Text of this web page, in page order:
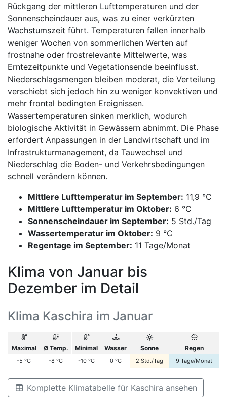
Rückgang der mittleren Lufttemperaturen und der
Sonnenscheindauer aus, was zu einer verkürzten
Wachstumszeit führt. Temperaturen fallen innerhalb
weniger Wochen von sommerlichen Werten auf
frostnahe oder frostrelevante Mittelwerte, was
Erntezeitpunkte und Vegetationsende beeinflusst.
Niederschlagsmengen bleiben moderat, die Verteilung
verschiebt sich jedoch hin zu weniger konvektiven und
mehr frontal bedingten Ereignissen.
Wassertemperaturen sinken merklich, wodurch
biologische Aktivität in Gewässern abnimmt. Die Phase
erfordert Anpassungen in der Landwirtschaft und im
Infrastrukturmanagement, da Tauwechsel und
Niederschlag die Boden- und Verkehrsbedingungen
schnell verändern können.
Mittlere Lufttemperatur im September: 11,9 °C
Mittlere Lufttemperatur im Oktober: 6 °C
Sonnenscheindauer im September: 5 Std./Tag
Wassertemperatur im Oktober: 9 °C
Regentage im September: 11 Tage/Monat
Klima von Januar bis
Dezember im Detail
Klima Kaschira im Januar
Maximal Ø Temp. Minimal Wasser Sonne Regen
-5 °C -8 °C -10 °C 0 °C 2 Std./Tag 9 Tage/Monat
Komplette Klimatabelle für Kaschira ansehen